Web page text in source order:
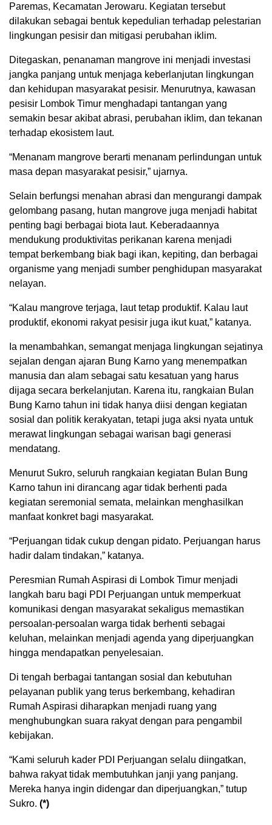
Paremas, Kecamatan Jerowaru. Kegiatan tersebut
dilakukan sebagai bentuk kepedulian terhadap pelestarian
lingkungan pesisir dan mitigasi perubahan iklim.
Ditegaskan, penanaman mangrove ini menjadi investasi
jangka panjang untuk menjaga keberlanjutan lingkungan
dan kehidupan masyarakat pesisir. Menurutnya, kawasan
pesisir Lombok Timur menghadapi tantangan yang
semakin besar akibat abrasi, perubahan iklim, dan tekanan
terhadap ekosistem laut.
“Menanam mangrove berarti menanam perlindungan untuk
masa depan masyarakat pesisir,” ujarnya.
Selain berfungsi menahan abrasi dan mengurangi dampak
gelombang pasang, hutan mangrove juga menjadi habitat
penting bagi berbagai biota laut. Keberadaannya
mendukung produktivitas perikanan karena menjadi
tempat berkembang biak bagi ikan, kepiting, dan berbagai
organisme yang menjadi sumber penghidupan masyarakat
nelayan.
“Kalau mangrove terjaga, laut tetap produktif. Kalau laut
produktif, ekonomi rakyat pesisir juga ikut kuat,” katanya.
Ia menambahkan, semangat menjaga lingkungan sejatinya
sejalan dengan ajaran Bung Karno yang menempatkan
manusia dan alam sebagai satu kesatuan yang harus
dijaga secara berkelanjutan. Karena itu, rangkaian Bulan
Bung Karno tahun ini tidak hanya diisi dengan kegiatan
sosial dan politik kerakyatan, tetapi juga aksi nyata untuk
merawat lingkungan sebagai warisan bagi generasi
mendatang.
Menurut Sukro, seluruh rangkaian kegiatan Bulan Bung
Karno tahun ini dirancang agar tidak berhenti pada
kegiatan seremonial semata, melainkan menghasilkan
manfaat konkret bagi masyarakat.
“Perjuangan tidak cukup dengan pidato. Perjuangan harus
hadir dalam tindakan,” katanya.
Peresmian Rumah Aspirasi di Lombok Timur menjadi
langkah baru bagi PDI Perjuangan untuk memperkuat
komunikasi dengan masyarakat sekaligus memastikan
persoalan-persoalan warga tidak berhenti sebagai
keluhan, melainkan menjadi agenda yang diperjuangkan
hingga mendapatkan penyelesaian.
Di tengah berbagai tantangan sosial dan kebutuhan
pelayanan publik yang terus berkembang, kehadiran
Rumah Aspirasi diharapkan menjadi ruang yang
menghubungkan suara rakyat dengan para pengambil
kebijakan.
“Kami seluruh kader PDI Perjuangan selalu diingatkan,
bahwa rakyat tidak membutuhkan janji yang panjang.
Mereka hanya ingin didengar dan diperjuangkan,” tutup
Sukro. (*)